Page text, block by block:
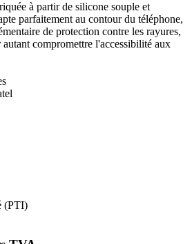
à partir de silicone souple et
parfaitement au contour du téléphone,
de protection contre les rayures,
autant compromettre l'accessibilité aux
(PTI)